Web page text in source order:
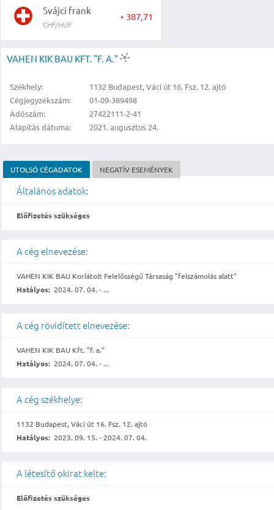
Svájci frank
CHF/HUF
▼ 387,71
VAHEN KIK BAU KFT. "F. A."
Székhely:
1132 Budapest, Váci út 16. Fsz. 12. ajtó
Cégjegyzékszám:
01-09-389498
Adószám:
27422111-2-41
Alapítás dátuma:
2021. augusztus 24.
UTOLSÓ CÉGADATOK NEGATÍV ESEMÉNYEK
Általános adatok:
Előfizetés szükséges
A cég elnevezése:
VAHEN KIK BAU Korlátolt Felelősségű Társaság "felszámolás alatt"
Hatályos: 2024. 07. 04. - ...
A cég rövidített elnevezése:
VAHEN KIK BAU Kft. "f. a."
Hatályos: 2024. 07. 04. - ...
A cég székhelye:
1132 Budapest, Váci út 16. Fsz. 12. ajtó
Hatályos: 2023. 09. 15. - 2024. 07. 04.
A létesítő okirat kelte:
Előfizetés szükséges